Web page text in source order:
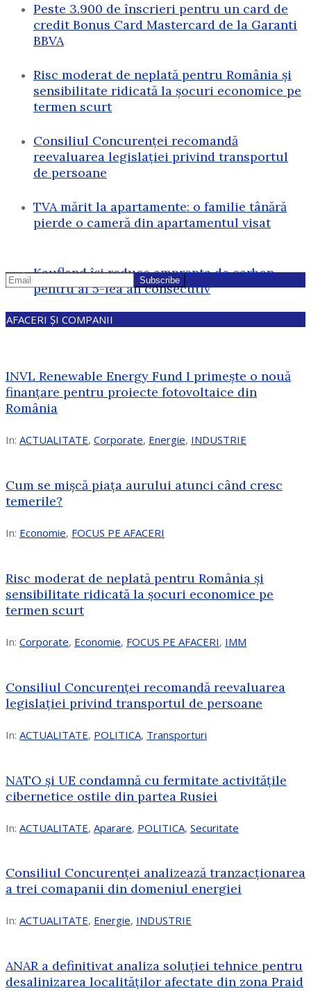
Peste 3.900 de înscrieri pentru un card de
credit Bonus Card Mastercard de la Garanti
BBVA
Risc moderat de neplată pentru România și
sensibilitate ridicată la șocuri economice pe
termen scurt
Consiliul Concurenței recomandă
reevaluarea legislației privind transportul
de persoane
TVA mărit la apartamente: o familie tânără
pierde o cameră din apartamentul visat
Kaufland își reduce amprenta de carbon
pentru al 5-lea an consecutiv
AFACERI ȘI COMPANII
INVL Renewable Energy Fund I primește o nouă
finanțare pentru proiecte fotovoltaice din
România
In: ACTUALITATE, Corporate, Energie, INDUSTRIE
Cum se mișcă piața aurului atunci când cresc
temerile?
In: Economie, FOCUS PE AFACERI
Risc moderat de neplată pentru România și
sensibilitate ridicată la șocuri economice pe
termen scurt
In: Corporate, Economie, FOCUS PE AFACERI, IMM
Consiliul Concurenței recomandă reevaluarea
legislației privind transportul de persoane
In: ACTUALITATE, POLITICA, Transporturi
NATO și UE condamnă cu fermitate activitățile
cibernetice ostile din partea Rusiei
In: ACTUALITATE, Aparare, POLITICA, Securitate
Consiliul Concurenţei analizează tranzacționarea
a trei comapanii din domeniul energiei
In: ACTUALITATE, Energie, INDUSTRIE
ANAR a definitivat analiza soluției tehnice pentru
desalinizarea localităților afectate din zona Praid